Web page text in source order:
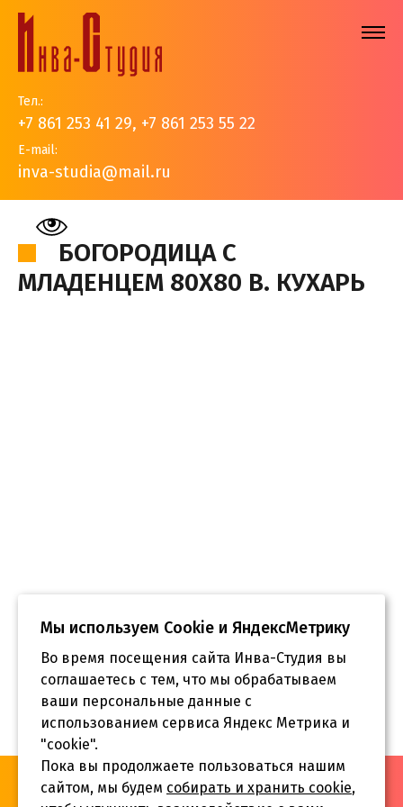
Тел.:
+7 861 253 41 29, +7 861 253 55 22
E-mail:
inva-studia@mail.ru
На главную > Наши работы > Иконы > Богородица с
БОГОРОДИЦА С
МЛАДЕНЦЕМ 80Х80 В. КУХАРЬ
«Инва-Студия. Академия. Центр социальной реабилитации»,
© 2026 г.
Мы используем Сookie и ЯндексМетрику
Во время посещения сайта Инва-Студия вы
соглашаетесь с тем, что мы обрабатываем
ваши персональные данные с
использованием сервиса Яндекс Метрика и
"cookie".
Пока вы продолжаете пользоваться нашим
сайтом, мы будем собирать и хранить cookie,